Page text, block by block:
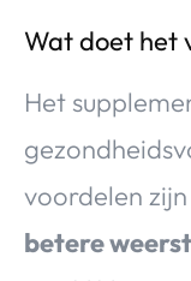
Wat doet het
Het
voordelen zijn
betere